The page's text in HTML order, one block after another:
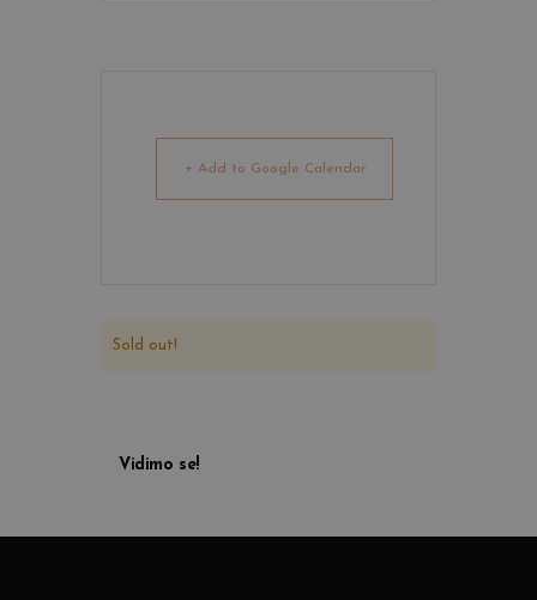
+ Add to Google Calendar
Sold out!
Vidimo se!